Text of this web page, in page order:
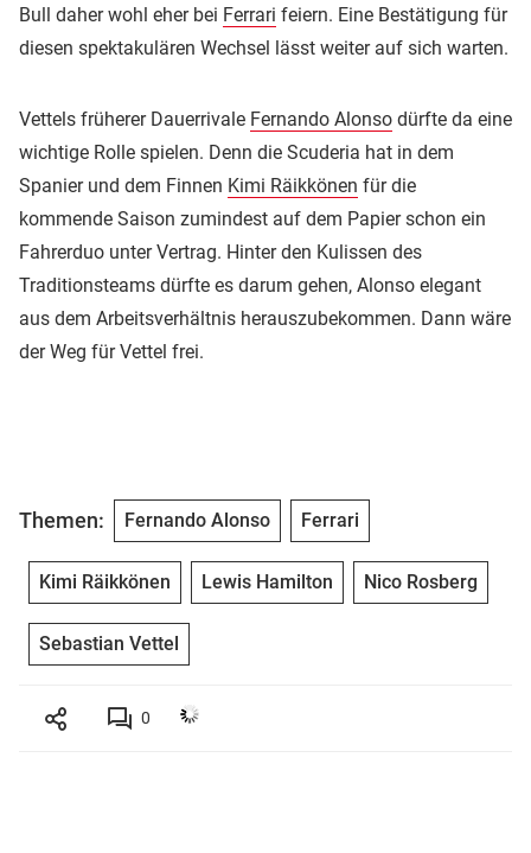
Bull daher wohl eher bei Ferrari feiern. Eine Bestätigung für
diesen spektakulären Wechsel lässt weiter auf sich warten.
Vettels früherer Dauerrivale Fernando Alonso dürfte da eine
wichtige Rolle spielen. Denn die Scuderia hat in dem
Spanier und dem Finnen Kimi Räikkönen für die
kommende Saison zumindest auf dem Papier schon ein
Fahrerduo unter Vertrag. Hinter den Kulissen des
Traditionsteams dürfte es darum gehen, Alonso elegant
aus dem Arbeitsverhältnis herauszubekommen. Dann wäre
der Weg für Vettel frei.
Themen: Fernando Alonso Ferrari
Kimi Räikkönen Lewis Hamilton Nico Rosberg
Sebastian Vettel
0